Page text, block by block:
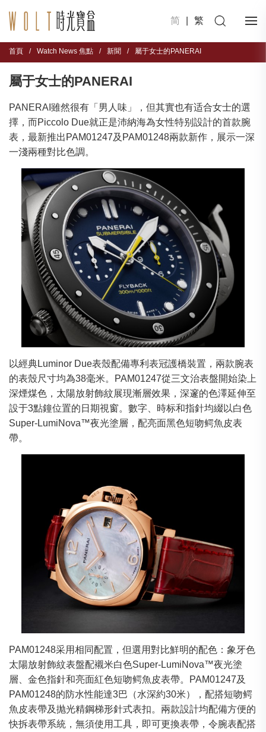
简 繁
首頁 / Watch News 焦點 / 新聞 / 屬于女士的PANERAI
屬于女士的PANERAI
PANERAI雖然很有「男人味」，但其實也有适合女士的選
擇，而Piccolo Due就正是沛納海為女性特别設計的首款腕
表，最新推出PAM01247及PAM01248兩款新作，展示一深
一淺兩種對比色調。
以經典Luminor Due表殼配備專利表冠護橋裝置，兩款腕表
的表殼尺寸均為38毫米。PAM01247從三文治表盤開始染上
深煙煤色，太陽放射飾紋展現漸層效果，深邃的色澤延伸至
設于3點鐘位置的日期視窗。數字、時标和指針均綴以白色
Super-LumiNova™夜光塗層，配亮面黑色短吻鳄魚皮表
帶。
PAM01248采用相同配置，但選用對比鮮明的配色：象牙色
太陽放射飾紋表盤配襯米白色Super-LumiNova™夜光塗
層、金色指針和亮面紅色短吻鳄魚皮表帶。PAM01247及
PAM01248的防水性能達3巴（水深約30米），配搭短吻鳄
魚皮表帶及抛光精鋼梯形針式表扣。兩款設計均配備方便的
快拆表帶系統，無須使用工具，即可更換表帶，令腕表配搭